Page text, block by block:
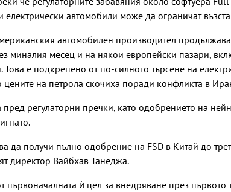
електрически автомобили може да ограничат
автомобилен производител
миналия месец и на някои европейски пазари,
е подкрепено от по-силното търсене на
цените на петрола скочиха поради конфликта в
регулаторни пречки, като одобрението на
да получи пълно одобрение на FSD в Китай до
директор Вайбхав Танеджа.
първоначалната ѝ цел за внедряване през първото